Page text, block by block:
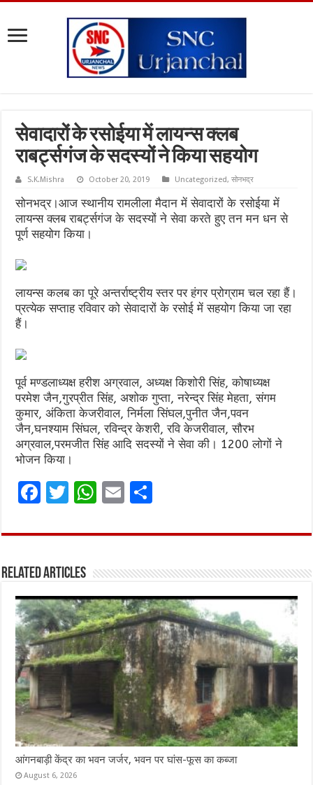
सेवादारों के रसोईया में लायन्स क्लब
राबर्ट्सगंज के सदस्यों ने किया सहयोग
S.K.Mishra October 20, 2019 Uncategorized,सोनभद्र
सोनभद्र।आज स्थानीय रामलीला मैदान में सेवादारों के रसोईया में
लायन्स क्लब राबर्ट्सगंज के सदस्यों ने सेवा करते हुए तन मन धन से
पूर्ण सहयोग किया।
लायन्स कलब का पूरे अन्तर्राष्ट्रीय स्तर पर हंगर प्रोग्राम चल रहा हैं।
प्रत्येक सप्ताह रविवार को सेवादारों के रसोई में सहयोग किया जा रहा
हैं।
पूर्व मण्डलाध्यक्ष हरीश अग्रवाल, अध्यक्ष किशोरी सिंह, कोषाध्यक्ष
परमेश जैन,गुरप्रीत सिंह, अशोक गुप्ता, नरेन्द्र सिंह मेहता, संगम
कुमार, अंकिता केजरीवाल, निर्मला सिंघल,पुनीत जैन,पवन
जैन,घनश्याम सिंघल, रविन्द्र केशरी, रवि केजरीवाल, सौरभ
अग्रवाल,परमजीत सिंह आदि सदस्यों ने सेवा की। 1200 लोगों ने
भोजन किया।
F
ce
o
o
k
T
it
r
W
at
A
p
p
E
ai ar
Related Articles
आंगनबाड़ी केंद्र का भवन जर्जर, भवन पर घांस-फूस का कब्जा
August 6, 2026